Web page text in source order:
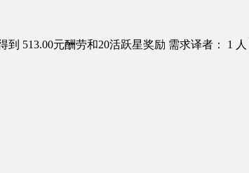
到 513.00元酬劳和20活跃星奖励 需求译者： 1 人